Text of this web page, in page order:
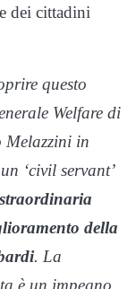
dei cittadini
questo
Welfare di
Melazzini in
‘civil servant’
straordinaria
della
. La
è un impegno